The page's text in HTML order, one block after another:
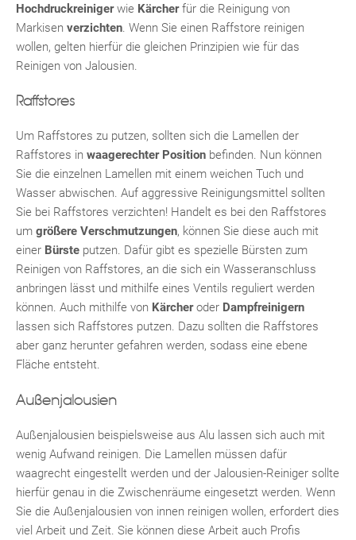
Hochdruckreinigerwie Kärcherfür die Reinigung von
Markisen verzichten . Wenn Sie einen Raffstore reinigen
wollen, gelten hierfür die gleichen Prinzipien wie für das
Reinigen von Jalousien.
Raffstores
Um Raffstores zu putzen, sollten sich die Lamellen der
Raffstores in waagerechter Position befinden. Nun können
Sie die einzelnen Lamellen mit einem weichen Tuch und
Wasser abwischen. Auf aggressive Reinigungsmittel sollten
Sie bei Raffstores verzichten! Handelt es bei den Raffstores
um größere Verschmutzungen, können Sie diese auch mit
einer Bürste putzen. Dafür gibt es spezielle Bürsten zum
Reinigen von Raffstores, an die sich ein Wasseranschluss
anbringen lässt und mithilfe eines Ventils reguliert werden
können. Auch mithilfe von Kärcheroder Dampfreinigern
lassen sich Raffstores putzen. Dazu sollten die Raffstores
aber ganz herunter gefahren werden, sodass eine ebene
Fläche entsteht.
Außenjalousien
Außenjalousien beispielsweise aus Alu lassen sich auch mit
wenig Aufwand reinigen. Die Lamellen müssen dafür
waagrecht eingestellt werden und der Jalousien-Reiniger sollte
hierfür genau in die Zwischenräume eingesetzt werden. Wenn
Sie die Außenjalousien von innen reinigen wollen, erfordert dies
viel Arbeit und Zeit. Sie können diese Arbeit auch Profis